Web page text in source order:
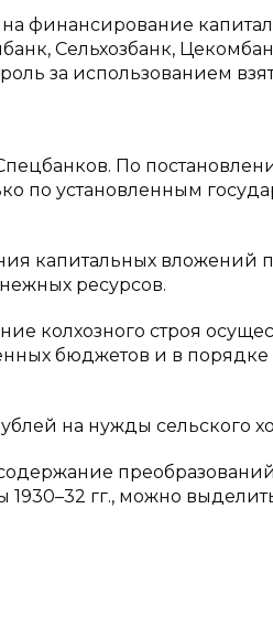
финансирование
Сельхозбанк,
за использованием
По
по установленным
капитальных вложений
ресурсов.
колхозного строя
бюджетов и в порядке
на нужды сельского
гг., можно